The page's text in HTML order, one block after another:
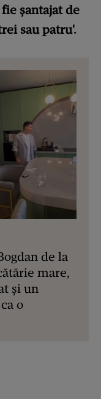
fie şantajat de
sau patru'.
de la
mare,
și un
o